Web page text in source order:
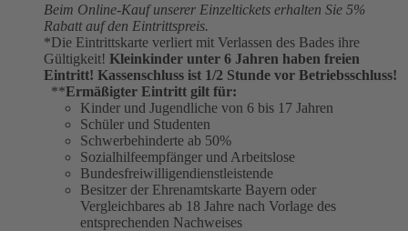
Beim Online-Kauf unserer Einzeltickets erhalten Sie 5%
Rabatt auf den Eintrittspreis.
*Die Eintrittskarte verliert mit Verlassen des Bades ihre
Gültigkeit! Kleinkinder unter 6 Jahren haben freien
Eintritt! Kassenschluss ist 1/2 Stunde vor Betriebsschluss!
**Ermäßigter Eintritt gilt für:
Kinder und Jugendliche von 6 bis 17 Jahren
Schüler und Studenten
Schwerbehinderte ab 50%
Sozialhilfeempfänger und Arbeitslose
Bundesfreiwilligendienstleistende
Besitzer der Ehrenamtskarte Bayern oder
Vergleichbares ab 18 Jahre nach Vorlage des
entsprechenden Nachweises